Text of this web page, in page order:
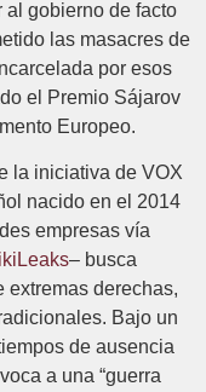
al gobierno de facto
las masacres de
por esos
el Premio Sájarov
Europeo.
la iniciativa de VOX
nacido en el 2014
empresas vía
– busca
extremas derechas,
Bajo un
de ausencia
a una “guerra